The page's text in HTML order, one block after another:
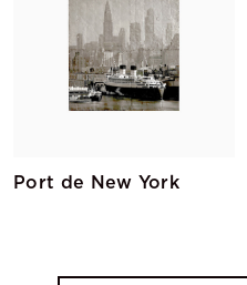
Port de New York